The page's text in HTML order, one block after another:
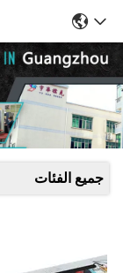
جميع الفئات